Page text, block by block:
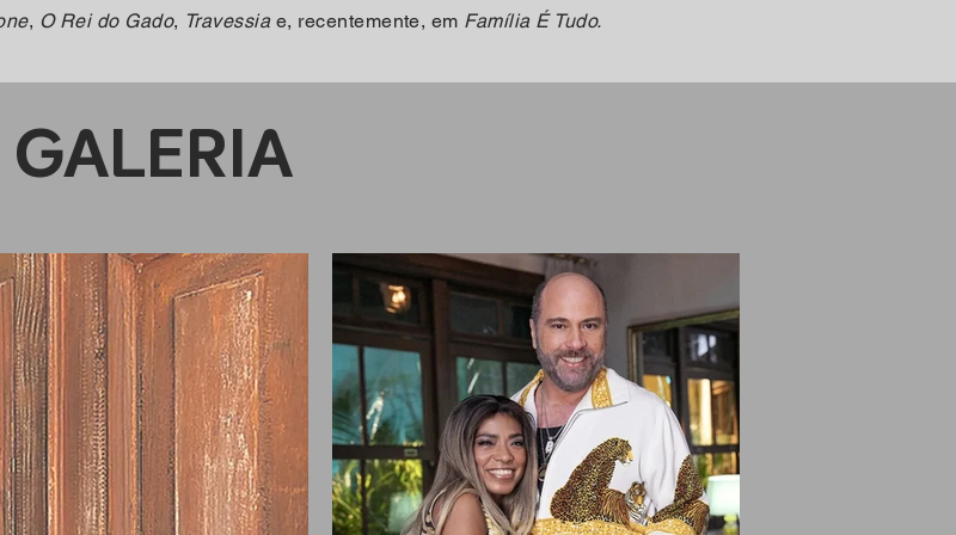
, O Rei do Gado, Travessiae, recentemente, em Família É Tudo.
GALERIA